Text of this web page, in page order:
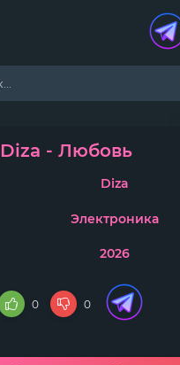
Diza - Любовь
Diza
Электроника
2026
0 0